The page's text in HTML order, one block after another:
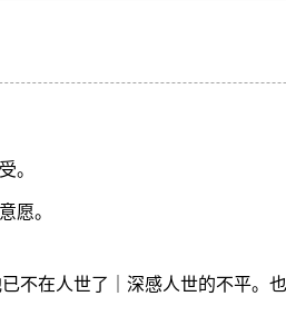
。
愿。
不在人世了｜深感人世的不平。